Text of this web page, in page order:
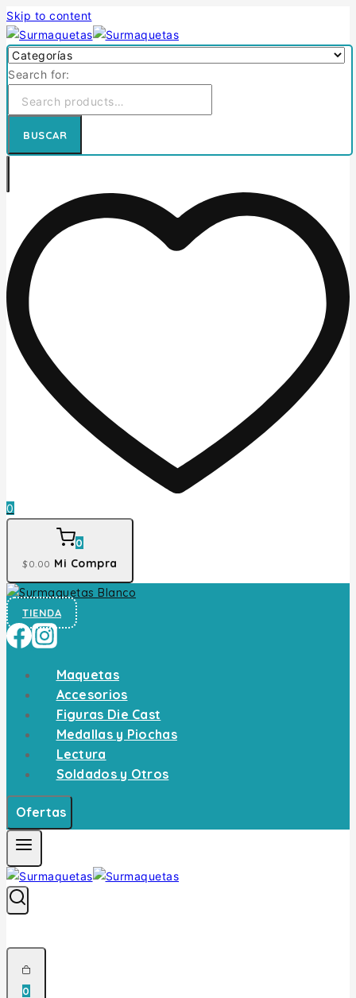
Skip to content
Search for:
BUSCAR
0
0
$0 .00 Mi Compra
TIENDA
Maquetas
Accesorios
Figuras Die Cast
Medallas y Piochas
Lectura
Soldados y Otros
Ofertas
0